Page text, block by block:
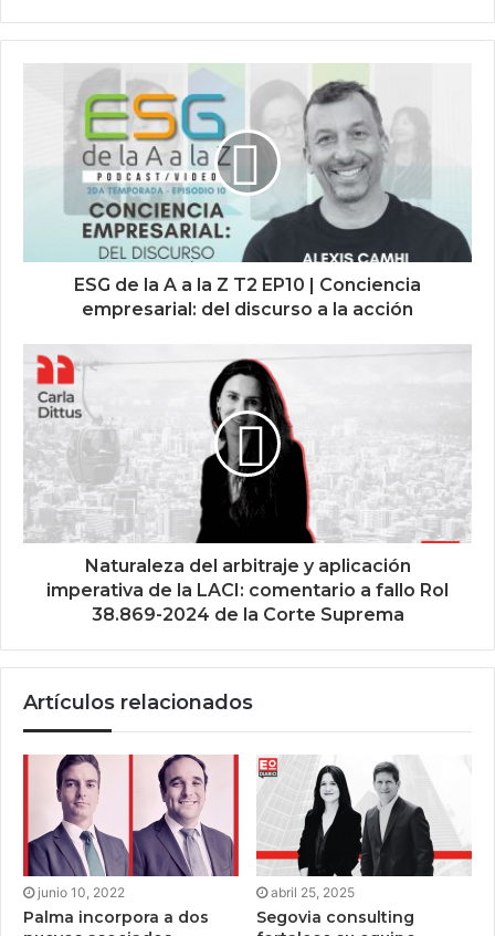
ESG de la A a la Z T2 EP10 | Conciencia
empresarial: del discurso a la acción
Naturaleza del arbitraje y aplicación
imperativa de la LACI: comentario a fallo Rol
38.869-2024 de la Corte Suprema
Artículos relacionados
junio 10, 2022
Palma incorpora a dos
abril 25, 2025
Segovia consulting